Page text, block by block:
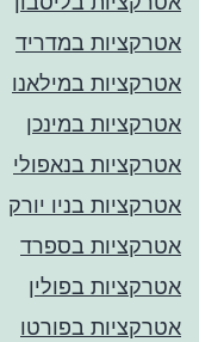
אטרקציות במדריד
אטרקציות במילאנו
אטרקציות במינכן
אטרקציות בנאפולי
אטרקציות בניו יורק
אטרקציות בספרד
אטרקציות בפולין
אטרקציות בפורטו